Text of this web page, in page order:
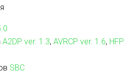
A2DP ver. 1.3, AVRCP ver. 1.6, HFP
SBC